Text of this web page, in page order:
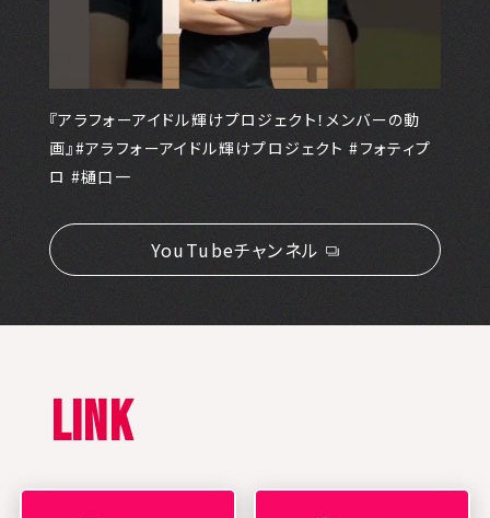
『アラフォーアイドル輝けプロジェクト！メンバーの動
画』#アラフォーアイドル輝けプロジェクト #フォティプ
ロ #樋口一
YouTubeチャンネル
LINK